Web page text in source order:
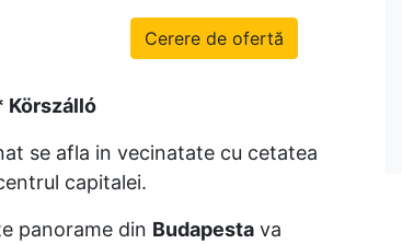
Cerere de ofertă
Körszálló
se afla in vecinatate cu cetatea
capitalei.
panorame din Budapesta va